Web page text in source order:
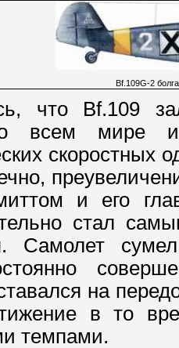
Bf.109G-2
что Bf.109
во всем мире
скоростных
и его
стал
Самолет
на
в то
темпами.